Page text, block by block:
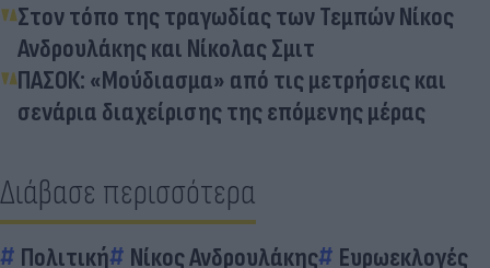
Στον τόπο της τραγωδίας των Τεμπών Νίκος
Ανδρουλάκης και Νίκολας Σμιτ
ΠΑΣΟΚ: «Μούδιασμα» από τις μετρήσεις και
σενάρια διαχείρισης της επόμενης μέρας
Διάβασε περισσότερα
Πολιτική Νίκος Ανδρουλάκης Ευρωεκλογές